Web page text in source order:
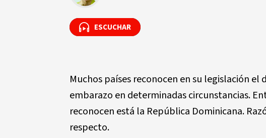
ESCUCHAR
ESCUCHAR
Muchos países reconocen en su legislación
embarazo en determinadas circunstancias.
reconocen está la República Dominicana.
respecto.